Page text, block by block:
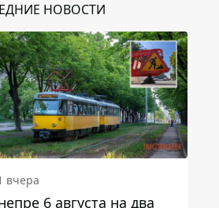
НОВОСТИ
вчера
6 августа на два